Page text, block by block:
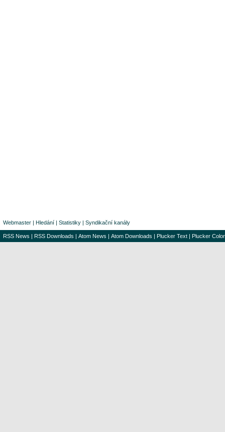
Webmaster | Hledání | Statistiky | Syndikační kanály
RSS News | RSS Downloads | Atom News | Atom Downloads | Plucker Text | Plucker Color